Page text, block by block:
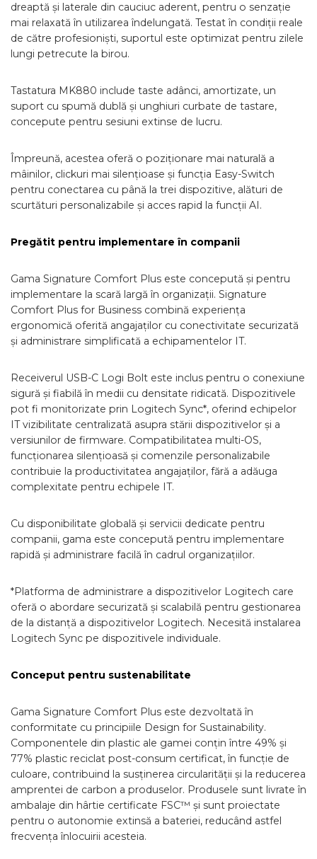
dreaptă și laterale din cauciuc aderent, pentru o senzație
mai relaxată în utilizarea îndelungată. Testat în condiții reale
de către profesioniști, suportul este optimizat pentru zilele
lungi petrecute la birou.
Tastatura MK880 include taste adânci, amortizate, un
suport cu spumă dublă și unghiuri curbate de tastare,
concepute pentru sesiuni extinse de lucru.
Împreună, acestea oferă o poziționare mai naturală a
mâinilor, clickuri mai silențioase și funcția Easy-Switch
pentru conectarea cu până la trei dispozitive, alături de
scurtături personalizabile și acces rapid la funcții AI.
Pregătit pentru implementare în companii
Gama Signature Comfort Plus este concepută și pentru
implementare la scară largă în organizații. Signature
Comfort Plus for Business combină experiența
ergonomică oferită angajaților cu conectivitate securizată
și administrare simplificată a echipamentelor IT.
Receiverul USB-C Logi Bolt este inclus pentru o conexiune
sigură și fiabilă în medii cu densitate ridicată. Dispozitivele
pot fi monitorizate prin Logitech Sync*, oferind echipelor
IT vizibilitate centralizată asupra stării dispozitivelor și a
versiunilor de firmware. Compatibilitatea multi-OS,
funcționarea silențioasă și comenzile personalizabile
contribuie la productivitatea angajaților, fără a adăuga
complexitate pentru echipele IT.
Cu disponibilitate globală și servicii dedicate pentru
companii, gama este concepută pentru implementare
rapidă și administrare facilă în cadrul organizațiilor.
*Platforma de administrare a dispozitivelor Logitech care
oferă o abordare securizată și scalabilă pentru gestionarea
de la distanță a dispozitivelor Logitech. Necesită instalarea
Logitech Sync pe dispozitivele individuale.
Conceput pentru sustenabilitate
Gama Signature Comfort Plus este dezvoltată în
conformitate cu principiile Design for Sustainability.
Componentele din plastic ale gamei conțin între 49% și
77% plastic reciclat post-consum certificat, în funcție de
culoare, contribuind la susținerea circularității și la reducerea
amprentei de carbon a produselor. Produsele sunt livrate în
ambalaje din hârtie certificate FSC™ și sunt proiectate
pentru o autonomie extinsă a bateriei, reducând astfel
frecvența înlocuirii acesteia.